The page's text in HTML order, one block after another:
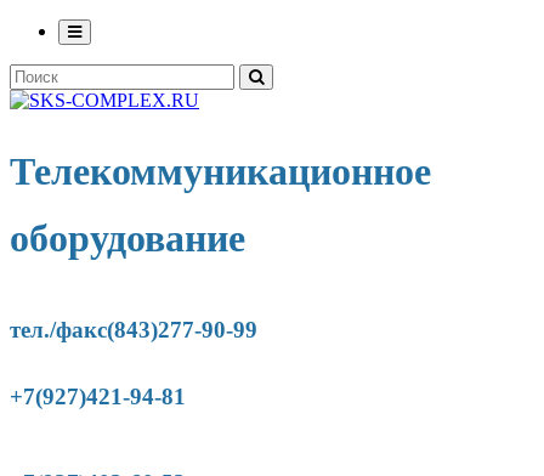
Телекоммуникационное
оборудование
тел./факс(843)277-90-99
+7(927)421-94-81